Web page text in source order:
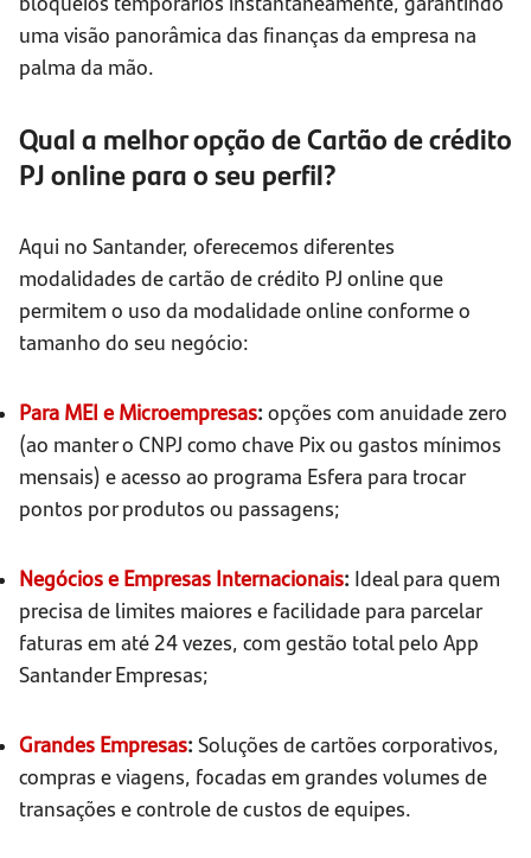
uma visão panorâmica das finanças da empresa na
palma da mão.
Qual a melhor opção de Cartão de crédito
PJ online para o seu perfil?
Aqui no Santander, oferecemos diferentes
modalidades de cartão de crédito PJ online que
permitem o uso da modalidade online conforme o
tamanho do seu negócio:
Para MEI e Microempresas: opções com anuidade zero
(ao manter o CNPJ como chave Pix ou gastos mínimos
mensais) e acesso ao programa Esfera para trocar
pontos por produtos ou passagens;
Negócios e Empresas Internacionais: Ideal para quem
precisa de limites maiores e facilidade para parcelar
faturas em até 24 vezes, com gestão total pelo App
Santander Empresas;
Grandes Empresas: Soluções de cartões corporativos,
compras e viagens, focadas em grandes volumes de
transações e controle de custos de equipes.